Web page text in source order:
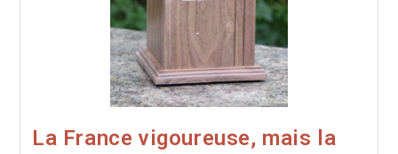
La France vigoureuse, mais la